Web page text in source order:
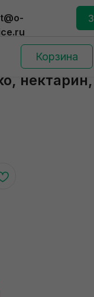
Корзина